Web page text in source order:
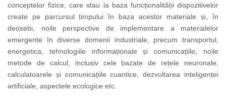
conceptelor fizice, care stau la baza funcționalității dispozitivelor
create pe parcursul timpului în baza acestor materiale și, în
deosebi, noile perspective de implementare a materialelor
emergente în diverse domenii industriale, precum transportul,
energetica, tehnologiile informaționale și comunicațiile, noile
metode de calcul, inclusiv cele bazate de rețele neuronale,
calculatoarele și comunicațiile cuantice, dezvoltarea inteligenței
artificiale, aspectele ecologice etc.